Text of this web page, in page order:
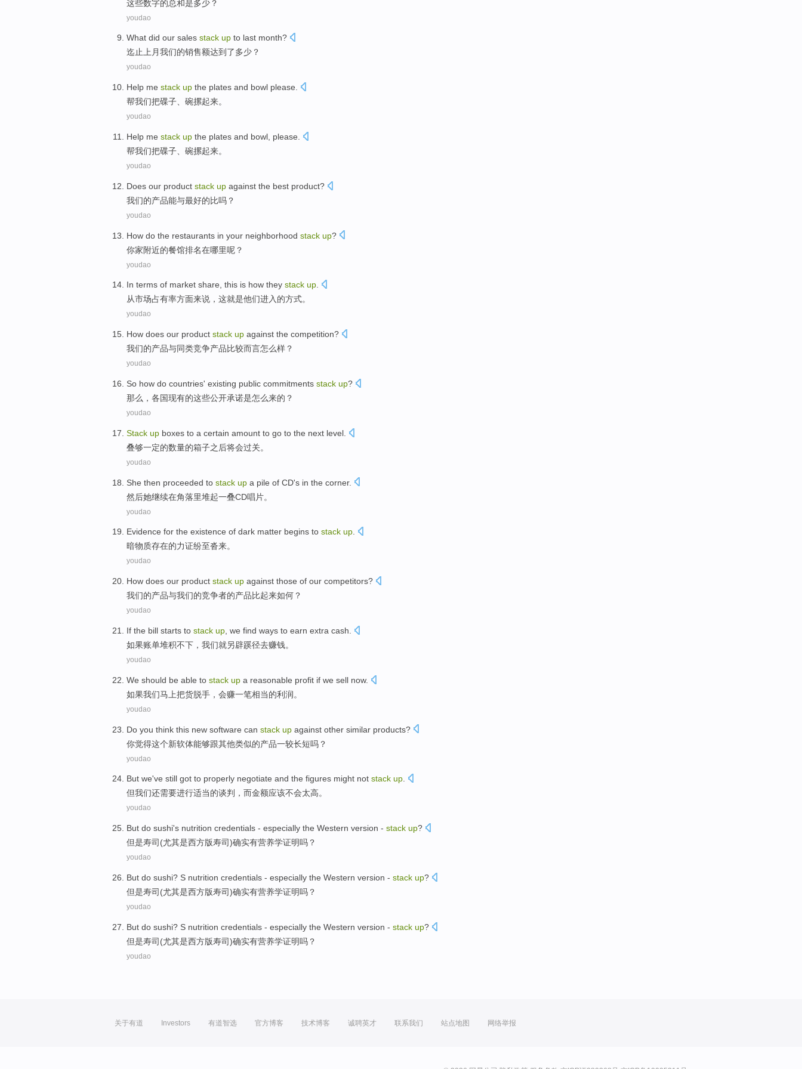
这些数字的总和是多少 ？
youdao
What did our sales stack up to last month?
迄止上月我们的销售额达到 了多少？
youdao
Help me stack up the plates and bowl please.
帮我们把碟子 碗摞起来。
youdao
Help me stack up the plates and bowl , please.
帮我们把碟子 碗摞起来。
youdao
Does our product stack up against the best product?
我们的产品能与最好的比吗？
youdao
How do the restaurants in your neighborhood stack up?
你家附近的餐馆排名在哪里呢？
youdao
In terms of market share, this is how they stack up.
从市场占有率方面来说， 这就是他们进入的方式。
youdao
How does our product stack up against the competition?
我们的产品与同类竞争产品比较而言怎么样？
youdao
So how do countries' existing public commitments stack up?
那么， 各国现有的这些公开承诺是怎么来的？
youdao
Stack up boxes to a certain amount to go to the next level.
叠够一定的数量的箱子之后将会过关。
youdao
She then proceeded to stack up a pile of CD's in the corner.
然后她继续在角落里堆起一叠CD唱片。
youdao
Evidence for the existence of dark matter begins to stack up.
暗物质存在的力证纷至沓来。
youdao
How does our product stack up against those of our competitors?
我们的产品与我们的竞争者的产品比起来如何？
youdao
If the bill starts to stack up we find ways to earn extra cash
如果账单堆积不下， 我们就另辟蹊径去赚钱。
youdao
We should be able to stack up a reasonable profit if we sell now.
如果我们马上把货脱手 ，会赚一笔相当的利润。
youdao
Do you think this new software can stack up against other similar products?
你觉得这个新软体能够跟其他类似的产品一较长短吗？
youdao
But we've still got to properly negotiate and the figures might not stack up.
但我们还需要进行适当的谈判 ， 而金额应该不会太高。
youdao
But do sushi's nutrition credentials - especially the Western version - stack up?
但是寿司 (尤其是西方版寿司)确实有营养学证明吗？
youdao
But do sushi? S nutrition credentials - especially the Western version - stack up?
但是寿司 (尤其是西方版寿司)确实有营养学证明吗？
youdao
But do sushi? S nutrition credentials - especially the Western version - stack up?
但是寿司 (尤其是西方版寿司)确实有营养学证明吗？
youdao
关于有道 Investors 有道智选 官方博客 技术博客 诚聘英才 联系我们 站点地图 网络举报